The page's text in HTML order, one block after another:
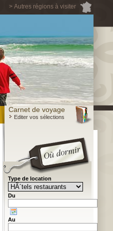
> Autres régions à visiter
Carnet de voyage
Editer vos sélections
Type de location
Du
Au